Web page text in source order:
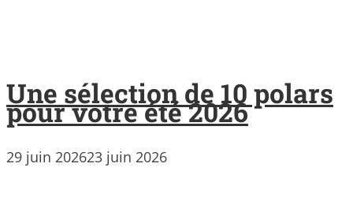
Une sélection de 10 polars
pour votre été 2026
29 juin 202623 juin 2026